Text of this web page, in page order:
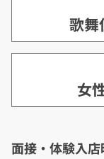
歌舞
女
面接・体験入